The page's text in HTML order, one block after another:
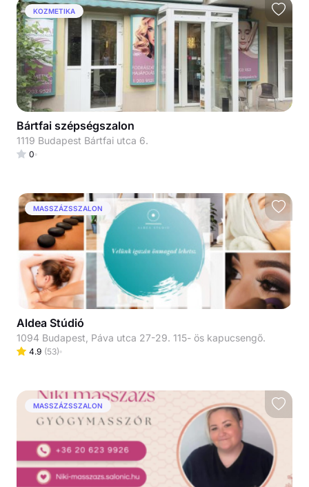
KOZMETIKA
Bártfai szépségszalon
1119 Budapest Bártfai utca 6.
0
MASSZÁZSSZALON
Aldea Stúdió
1094 Budapest, Páva utca 27-29. 115- ös kapucsengő.
4.9 (53)
MASSZÁZSSZALON